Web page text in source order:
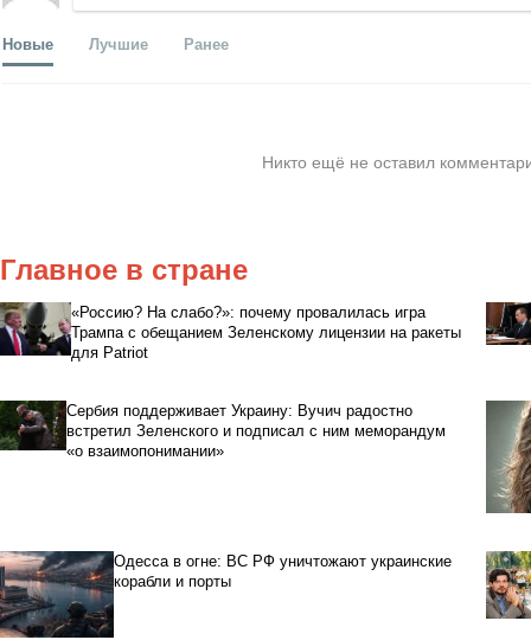
Новые Лучшие Ранее
Никто ещё не оставил
Главное в стране
«Россию? На слабо?»: почему провалилась игра
Трампа с обещанием Зеленскому лицензии на ракеты
для Patriot
Сербия поддерживает Украину: Вучич радостно
встретил Зеленского и подписал с ним меморандум
«о взаимопонимании»
Одесса в огне: ВС РФ уничтожают украинские
корабли и порты